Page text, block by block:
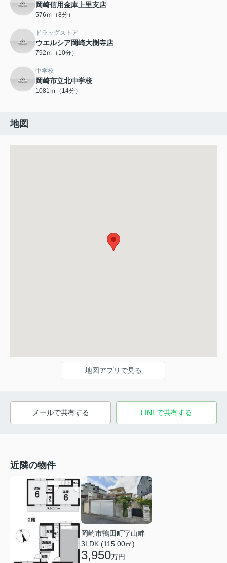
岡崎信用金庫上里支店
576ｍ（8分）
ドラッグストア
ウエルシア岡崎大樹寺店
792ｍ（10分）
中学校
岡崎市立北中学校
1081ｍ（14分）
地図
地図アプリで見る
メールで共有する LINEで共有する
近隣の物件
岡崎市鴨田町字山畔
3LDK (115.00㎡)
3,950万円